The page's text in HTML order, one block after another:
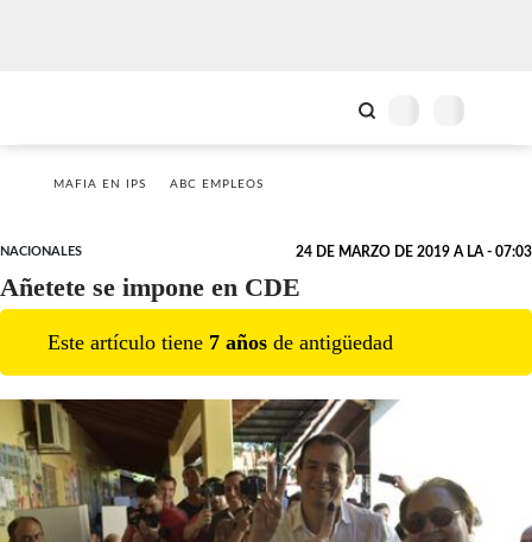
MAFIA EN IPS ABC EMPLEOS
NACIONALES 24 DE MARZO DE 2019 A LA - 07:03
Añetete se impone en CDE
Este artículo tiene 7 años de antigüedad